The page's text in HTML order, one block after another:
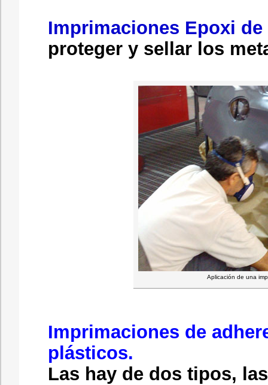
Imprimaciones Epoxi
proteger y sellar los
Aplicación de una
Imprimaciones de
plásticos.
Las hay de dos tipos,